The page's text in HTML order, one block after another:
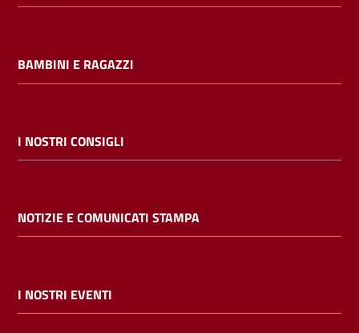
cataloghi
bibliotecario
BAMBINI E RAGAZZI
I NOSTRI CONSIGLI
NOTIZIE E COMUNICATI STAMPA
I NOSTRI EVENTI